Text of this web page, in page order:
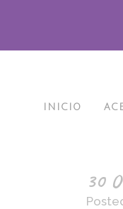
INICIO
30